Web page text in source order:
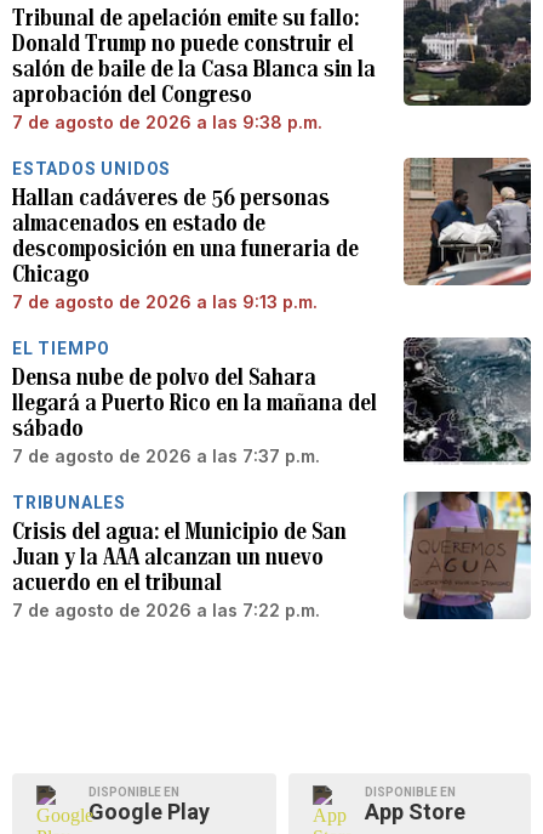
Tribunal de apelación emite su fallo:
Donald Trump no puede construir el
salón de baile de la Casa Blanca sin la
aprobación del Congreso
7 de agosto de 2026 a las 9:38 p.m.
ESTADOS UNIDOS
Hallan cadáveres de 56 personas
almacenados en estado de
descomposición en una funeraria de
Chicago
7 de agosto de 2026 a las 9:13 p.m.
EL TIEMPO
Densa nube de polvo del Sahara
llegará a Puerto Rico en la mañana del
sábado
7 de agosto de 2026 a las 7:37 p.m.
TRIBUNALES
Crisis del agua: el Municipio de San
Juan y la AAA alcanzan un nuevo
acuerdo en el tribunal
7 de agosto de 2026 a las 7:22 p.m.
DISPONIBLE EN
Google Play
DISPONIBLE EN
App Store